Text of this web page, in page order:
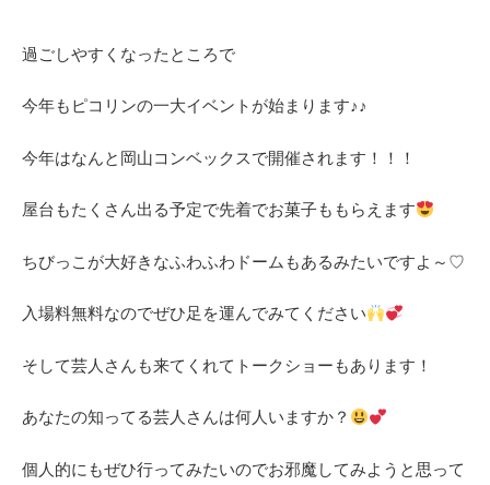
過ごしやすくなったところで
今年もピコリンの一大イベントが始まります♪♪
今年はなんと岡山コンベックスで開催されます！！！
屋台もたくさん出る予定で先着でお菓子ももらえます
ちびっこが大好きなふわふわドームもあるみたいですよ～♡
入場料無料なのでぜひ足を運んでみてください
そして芸人さんも来てくれてトークショーもあります！
あなたの知ってる芸人さんは何人いますか？
個人的にもぜひ行ってみたいのでお邪魔してみようと思って